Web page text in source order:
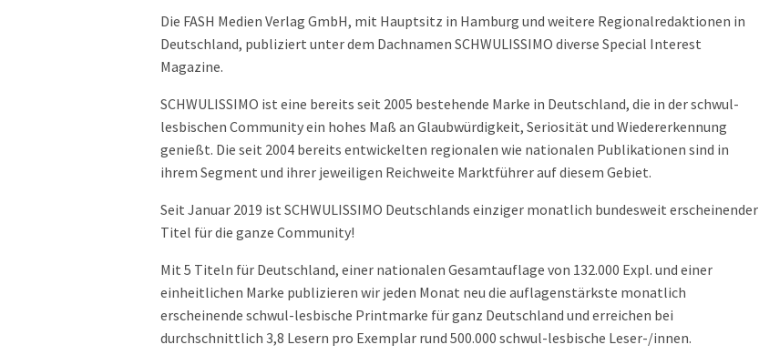
Die FASH Medien Verlag GmbH, mit Hauptsitz in Hamburg und weitere Regionalredaktionen in
Deutschland, publiziert unter dem Dachnamen SCHWULISSIMO diverse Special Interest
Magazine.
SCHWULISSIMO ist eine bereits seit 2005 bestehende Marke in Deutschland, die in der schwul-
lesbischen Community ein hohes Maß an Glaubwürdigkeit, Seriosität und Wiedererkennung
genießt. Die seit 2004 bereits entwickelten regionalen wie nationalen Publikationen sind in
ihrem Segment und ihrer jeweiligen Reichweite Marktführer auf diesem Gebiet.
Seit Januar 2019 ist SCHWULISSIMO Deutschlands einziger monatlich bundesweit erscheinender
Titel für die ganze Community!
Mit 5 Titeln für Deutschland, einer nationalen Gesamtauflage von 132.000 Expl. und einer
einheitlichen Marke publizieren wir jeden Monat neu die auflagenstärkste monatlich
erscheinende schwul-lesbische Printmarke für ganz Deutschland und erreichen bei
durchschnittlich 3,8 Lesern pro Exemplar rund 500.000 schwul-lesbische Leser-/innen.